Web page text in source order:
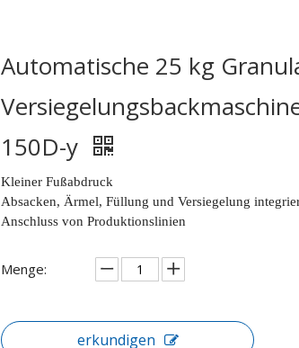
Automatische 25 kg
150D-y
Kleiner Fußabdruck
Absacken, Ärmel, Füllung und Versiegelung
Anschluss von Produktionslinien
Menge:
erkundigen